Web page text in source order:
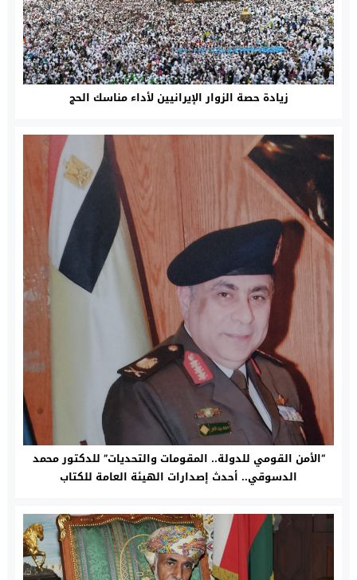
زيادة حصة الزوار الإيرانيين لأداء مناسك الحج
“الأمن القومي للدولة.. المقومات والتحديات” للدكتور محمد
الدسوقي.. أحدث إصدارات الهيئة العامة للكتاب